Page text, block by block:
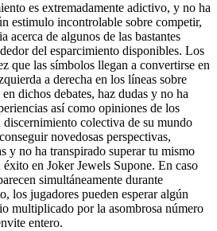
es extremadamente adictivo, y no ha
estimulo incontrolable sobre competir,
acerca de algunos de las bastantes
del esparcimiento disponibles. Los
que las símbolos llegan a convertirse en
a derecha en los líneas sobre
dichos debates, haz dudas y no ha
así­ como opiniones de los
colectiva de su mundo
novedosas perspectivas,
y no ha transpirado superar tu mismo
en Joker Jewels Supone. En caso
simultáneamente durante
los jugadores pueden esperar algún
multiplicado por la asombrosa número
entero.